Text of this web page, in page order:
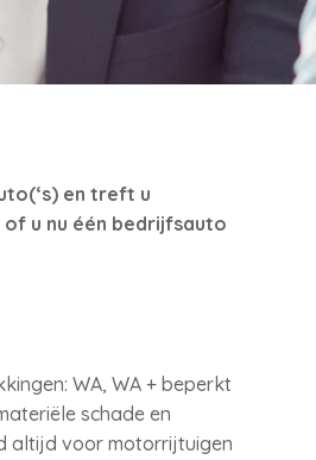
en treft u
u nu één bedrijfsauto
WA, WA + beperkt
schade en
altijd voor motorrijtuigen